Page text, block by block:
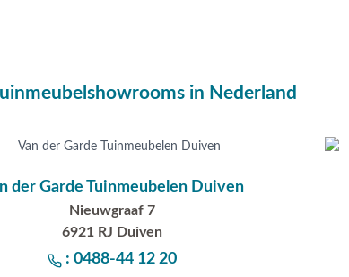
in Nederland
der Garde Tuinmeubelen Duiven
Nieuwgraaf 7
6921 RJ Duiven
: 0488-44 12 20